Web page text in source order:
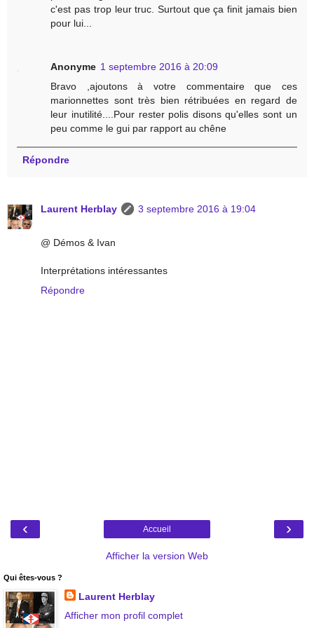
c'est pas trop leur truc. Surtout que ça finit jamais bien
pour lui...
Anonyme 1 septembre 2016 à 20:09
Bravo ,ajoutons à votre commentaire que ces
marionnettes sont très bien rétribuées en regard de
leur inutilité....Pour rester polis disons qu'elles sont un
peu comme le gui par rapport au chêne
Répondre
Laurent Herblay 3 septembre 2016 à 19:04
@ Démos & Ivan
Interprétations intéressantes
Répondre
‹ ›
Accueil
Afficher la version Web
Qui êtes-vous ?
Laurent Herblay
Afficher mon profil complet